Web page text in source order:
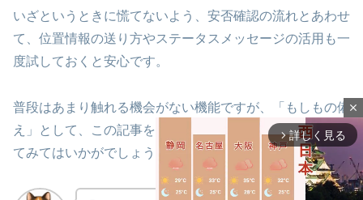
いざというときに慌てないよう、安否確認の流れとあわせ
て、位置情報の送り方やステータスメッセージの活用も一
度試しておくと安心です。
普段はあまり触れる機会がない機能ですが、「もしもの備
え」として、この記事をきっかけに一度設定画面をのぞい
てみてはいかがでしょうか。
close
arrow_forward_ios 詳しく見る